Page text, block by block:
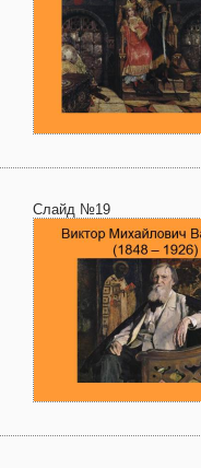
Слайд №19